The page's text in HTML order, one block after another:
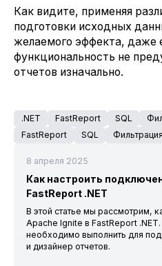
Как видите, применяя
подготовки исходных
желаемого эффекта, даже
функциональность не
отчетов изначально.
.NET FastReport SQL
FastReport
SQL Фильтрация
8 апреля 2025
Как настроить
FastReport .NET
В этой статье мы рассмотрим,
Apache Ignite в FastReport
необходимо выполнить для
и дизайнер отчетов.